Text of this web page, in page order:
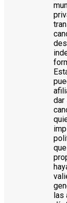
dar
las